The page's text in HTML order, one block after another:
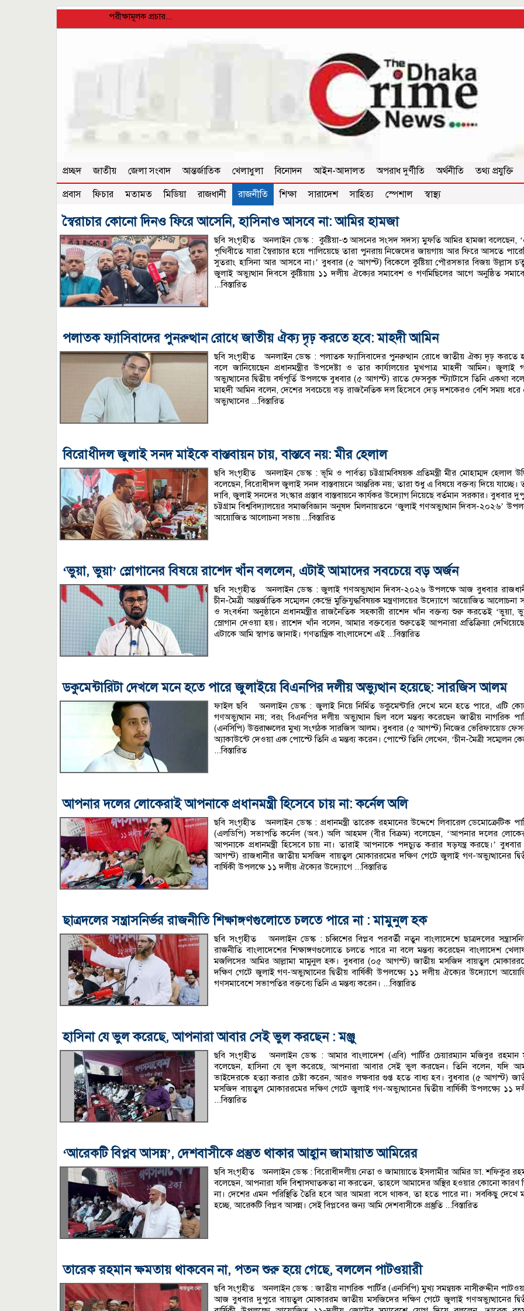
পরীক্ষামূলক প্রচার...
প্রচ্ছদ জাতীয় জেলা সংবাদ আন্তর্জাতিক খেলাধুলা বিনোদন আইন-আদালত অপরাধ দুর্ণীতি অর্থনীতি তথ্য প্রযুক্তি
প্রবাস
ফিচার মতামত মিডিয়া রাজধানী রাজনীতি শিক্ষা সারাদেশ সাহিত্য স্পেশাল স্বাস্থ্য
স্বৈরাচার কোনো দিনও ফিরে আসেনি, হাসিনাও আসবে না: আমির হামজা
ছবি সংগৃহীত অনলাইন ডেস্ক : কুষ্টিয়া-৩ আসনের সংসদ সদস্য মুফতি আমির হামজা বলেছেন,
পৃথিবীতে যারা স্বৈরাচার হয়ে পালিয়েছে তারা পুনরায় নিজেদের জায়গায় আর ফিরে আসতে
সুতরাং হাসিনা আর আসবে না।’ বুধবার (৫ আগস্ট) বিকেলে কুষ্টিয়া পৌরসভার বিজয় উল্লাস
জুলাই অভ্যুত্থান দিবসে কুষ্টিয়ায় ১১ দলীয় ঐক্যের সমাবেশ ও গণমিছিলের আগে অনুষ্ঠিত
...বিস্তারিত
পলাতক ফ্যাসিবাদের পুনরুত্থান রোধে জাতীয় ঐক্য দৃঢ় করতে হবে: মাহদী আমিন
ছবি সংগৃহীত অনলাইন ডেস্ক : পলাতক ফ্যাসিবাদের পুনরুত্থান রোধে জাতীয় ঐক্য দৃঢ় করতে
বলে জানিয়েছেন প্রধানমন্ত্রীর উপদেষ্টা ও তার কার্যালয়ের মুখপাত্র মাহদী আমিন। জুলাই
অভ্যুত্থানের দ্বিতীয় বর্ষপূর্তি উপলক্ষে বুধবার (৫ আগস্ট) রাতে ফেসবুক স্ট্যাটাসে তিনি একথা
মাহদী আমিন বলেন, দেশের সবচেয়ে বড় রাজনৈতিক দল হিসেবে দেড় দশকেরও বেশি সময় ধরে
অভ্যুত্থানের ...বিস্তারিত
বিরোধীদল জুলাই সনদ মাইকে বাস্তবায়ন চায়, বাস্তবে নয়: মীর হেলাল
ছবি সংগৃহীত অনলাইন ডেস্ক : ভূমি ও পার্বত্য চট্টগ্রামবিষয়ক প্রতিমন্ত্রী মীর মোহাম্মদ হেলাল
বলেছেন, বিরোধীদল জুলাই সনদ বাস্তবায়নে আন্তরিক নয়; তারা শুধু এ বিষয়ে বক্তব্য দিয়ে যাচ্ছে।
দাবি, জুলাই সনদের সংস্কার প্রস্তাব বাস্তবায়নে কার্যকর উদ্যোগ নিয়েছে বর্তমান সরকার। বুধবার
চট্টগ্রাম বিশ্ববিদ্যালয়ের সমাজবিজ্ঞান অনুষদ মিলনায়তনে ‘জুলাই গণঅভ্যুত্থান দিবস-২০২৬’
আয়োজিত আলোচনা সভায় ...বিস্তারিত
‘ভুয়া, ভুয়া’ স্লোগানের বিষয়ে রাশেদ খাঁন বললেন, এটাই আমাদের সবচেয়ে বড় অর্জন
ছবি সংগৃহীত অনলাইন ডেস্ক : জুলাই গণঅভ্যুত্থান দিবস-২০২৬ উপলক্ষে আজ বুধবার
চীন-মৈত্রী আন্তর্জাতিক সম্মেলন কেন্দ্রে মুক্তিযুদ্ধবিষয়ক মন্ত্রণালয়ের উদ্যোগে আয়োজিত আলোচনা
ও সংবর্ধনা অনুষ্ঠানে প্রধানমন্ত্রীর রাজনৈতিক সহকারী রাশেদ খাঁন বক্তব্য শুরু করতেই ‘ভুয়া,
স্লোগান দেওয়া হয়। রাশেদ খাঁন বলেন, আমার বক্তব্যের শুরুতেই আপনারা প্রতিক্রিয়া
এটাকে আমি স্বাগত জানাই। গণতান্ত্রিক বাংলাদেশে এই ...বিস্তারিত
ডকুমেন্টারিটা দেখলে মনে হতে পারে জুলাইয়ে বিএনপির দলীয় অভ্যুত্থান হয়েছে: সারজিস আলম
ফাইল ছবি অনলাইন ডেস্ক : জুলাই নিয়ে নির্মিত ডকুমেন্টারি দেখে মনে হতে পারে, এটি
গণঅভ্যুত্থান নয়; বরং বিএনপির দলীয় অভ্যুত্থান ছিল বলে মন্তব্য করেছেন জাতীয় নাগরিক
(এনসিপি) উত্তরাঞ্চলের মুখ্য সংগঠক সারজিস আলম। বুধবার (৫ আগস্ট) নিজের ভেরিফায়েড
অ্যাকাউন্টে দেওয়া এক পোস্টে তিনি এ মন্তব্য করেন। পোস্টে তিনি লেখেন, ‘চীন-মৈত্রী সম্মেলন
...বিস্তারিত
আপনার দলের লোকেরাই আপনাকে প্রধানমন্ত্রী হিসেবে চায় না: কর্নেল অলি
ছবি সংগৃহীত অনলাইন ডেস্ক : প্রধানমন্ত্রী তারেক রহমানের উদ্দেশে লিবারেল ডেমোক্রেটিক
(এলডিপি) সভাপতি কর্নেল (অব.) অলি আহমদ (বীর বিক্রম) বলেছেন, ‘আপনার দলের
আপনাকে প্রধানমন্ত্রী হিসেবে চায় না। তারাই আপনাকে পদচ্যুত করার ষড়যন্ত্র করছে।’
আগস্ট) রাজধানীর জাতীয় মসজিদ বায়তুল মোকাররমের দক্ষিণ গেটে জুলাই গণ-অভ্যুত্থানের
বার্ষিকী উপলক্ষে ১১ দলীয় ঐক্যের উদ্যোগে ...বিস্তারিত
ছাত্রদলের সন্ত্রাসনির্ভর রাজনীতি শিক্ষাঙ্গণগুলোতে চলতে পারে না : মামুনুল হক
ছবি সংগৃহীত অনলাইন ডেস্ক : চব্বিশের বিপ্লব পরবর্তী নতুন বাংলাদেশে ছাত্রদলের
রাজনীতি বাংলাদেশের শিক্ষাঙ্গণগুলোতে চলতে পারে না বলে মন্তব্য করেছেন বাংলাদেশ
মজলিসের আমির আল্লামা মামুনুল হক। বুধবার (০৫ আগস্ট) জাতীয় মসজিদ বায়তুল
দক্ষিণ গেটে জুলাই গণ-অভ্যুত্থানের দ্বিতীয় বার্ষিকী উপলক্ষ্যে ১১ দলীয় ঐক্যের উদ্যোগে
গণসমাবেশে সভাপতির বক্তব্যে তিনি এ মন্তব্য করেন। ...বিস্তারিত
হাসিনা যে ভুল করেছে, আপনারা আবার সেই ভুল করছেন : মঞ্জু
ছবি সংগৃহীত অনলাইন ডেস্ক : আমার বাংলাদেশ (এবি) পার্টির চেয়ারম্যান মজিবুর রহমান
বলেছেন, হাসিনা যে ভুল করেছে, আপনারা আবার সেই ভুল করছেন। তিনি বলেন, যদি
ভাইদেরকে হত্যা করার চেষ্টা করেন, আরও লক্ষবার গুপ্ত হতে বাধ্য হব। বুধবার (৫ আগস্ট)
মসজিদ বায়তুল মোকাররমের দক্ষিণ গেটে জুলাই গণ-অভ্যুত্থানের দ্বিতীয় বার্ষিকী উপলক্ষ্যে ১১
...বিস্তারিত
‘আরেকটি বিপ্লব আসন্ন’, দেশবাসীকে প্রস্তুত থাকার আহ্বান জামায়াত আমিরের
ছবি সংগৃহীত অনলাইন ডেস্ক : বিরোধীদলীয় নেতা ও জামায়াতে ইসলামীর আমির ডা. শফিকুর
বলেছেন, আপনারা যদি বিশ্বাসঘাতকতা না করতেন, তাহলে আমাদের অস্থির হওয়ার কোনো কারণ
না। দেশের এমন পরিস্থিতি তৈরি হবে আর আমরা বসে থাকব, তা হতে পারে না। সবকিছু দেখে
হচ্ছে, আরেকটি বিপ্লব আসন্ন। সেই বিপ্লবের জন্য আমি দেশবাসীকে প্রস্তুতি ...বিস্তারিত
তারেক রহমান ক্ষমতায় থাকবেন না, পতন শুরু হয়ে গেছে, বললেন পাটওয়ারী
ছবি সংগৃহীত অনলাইন ডেস্ক : জাতীয় নাগরিক পার্টির (এনসিপি) মুখ্য সমন্বয়ক নাসীরুদ্দীন
আজ বুধবার দুপুরে বায়তুল মোকাররম জাতীয় মসজিদের দক্ষিণ গেটে জুলাই গণঅভ্যুত্থানের